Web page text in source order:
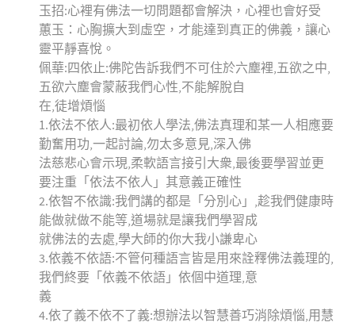
玉招:心裡有佛法一切問題都會解決，心裡也會好受
蕙玉：心胸擴大到虛空，才能達到真正的佛義，讓心
靈平靜喜悅。
佩華:四依止:佛陀告訴我們不可住於六塵裡,五欲之中,
五欲六塵會蒙蔽我們心性,不能解脫自
在,徒增煩惱
1.依法不依人:最初依人學法,佛法真理和某一人相應要
勤奮用功,一起討論,勿太多意見,深入佛
法慈悲心會示現,柔軟語言接引大衆,最後要學習並更
要注重「依法不依人」其意義正確性
2.依智不依識:我們講的都是「分別心」,趁我們健康時
能做就做不能等,道場就是讓我們學習成
就佛法的去處,學大師的你大我小謙卑心
3.依義不依語:不管何種語言皆是用來詮釋佛法義理的,
我們終要「依義不依語」依個中道理,意
義
4.依了義不依不了義:想辦法以智慧善巧消除煩惱,用慧